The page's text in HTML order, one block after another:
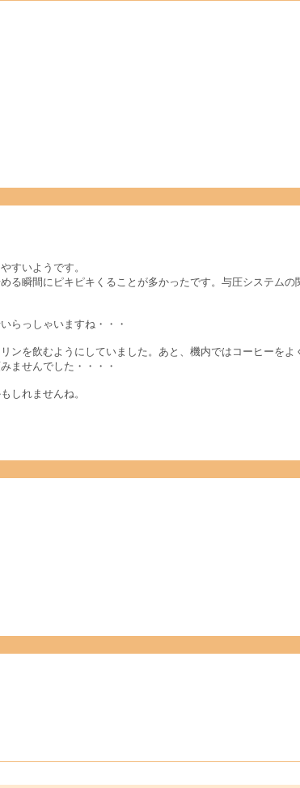
すいようです。
る瞬間にピキピキくることが多かったです。与圧システム
らっしゃいますね・・・
ンを飲むようにしていました。あと、機内ではコーヒーを
ませんでした・・・・
しれませんね。